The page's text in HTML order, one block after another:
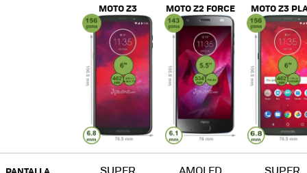
MOTO Z3 MOTO Z2 FORCE MOTO Z3
PANTALLA
SUPER
AMOLED
SUPER